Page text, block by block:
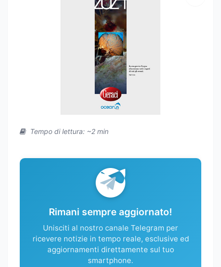
Tempo di lettura: ~2 min
Rimani sempre aggiornato!
Unisciti al nostro canale Telegram per
ricevere notizie in tempo reale, esclusive ed
aggiornamenti direttamente sul tuo
smartphone.